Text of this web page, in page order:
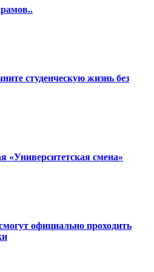
студенческую жизнь без
смена»
официально проходить